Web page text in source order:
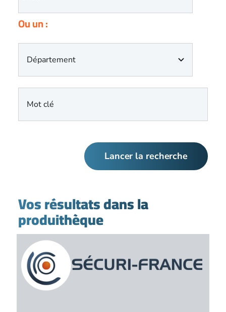
Ou un :
Lancer la recherche
Vos résultats dans la
produithèque